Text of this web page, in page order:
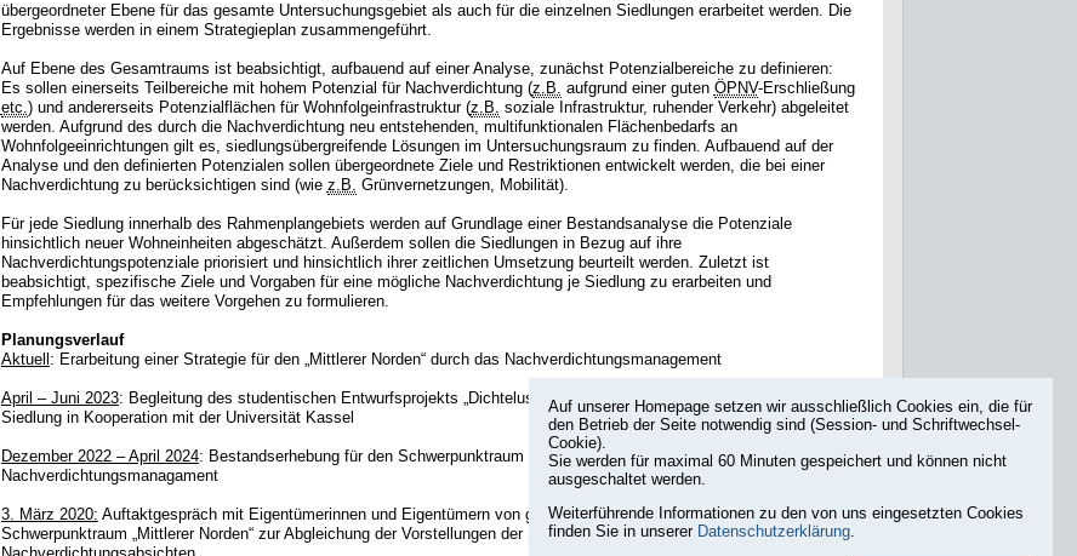
übergeordneter Ebene für das gesamte Untersuchungsgebiet als auch für die einzelnen Siedlungen erarbeitet werden. Die
Ergebnisse werden in einem Strategieplan zusammengeführt.
Auf Ebene des Gesamtraums ist beabsichtigt, aufbauend auf einer Analyse, zunächst Potenzialbereiche zu definieren:
Es sollen einerseits Teilbereiche mit hohem Potenzial für Nachverdichtung (z.B. aufgrund einer guten ÖPNV-Erschließung
etc. ) und andererseits Potenzialflächen für Wohnfolgeinfrastruktur (z.B. soziale Infrastruktur, ruhender Verkehr) abgeleitet
werden. Aufgrund des durch die Nachverdichtung neu entstehenden, multifunktionalen Flächenbedarfs an
Wohnfolgeeinrichtungen gilt es, siedlungsübergreifende Lösungen im Untersuchungsraum zu finden. Aufbauend auf der
Analyse und den definierten Potenzialen sollen übergeordnete Ziele und Restriktionen entwickelt werden, die bei einer
Nachverdichtung zu berücksichtigen sind (wie z.B. Grünvernetzungen, Mobilität).
Für jede Siedlung innerhalb des Rahmenplangebiets werden auf Grundlage einer Bestandsanalyse die Potenziale
hinsichtlich neuer Wohneinheiten abgeschätzt. Außerdem sollen die Siedlungen in Bezug auf ihre
Nachverdichtungspotenziale priorisiert und hinsichtlich ihrer zeitlichen Umsetzung beurteilt werden. Zuletzt ist
beabsichtigt, spezifische Ziele und Vorgaben für eine mögliche Nachverdichtung je Siedlung zu erarbeiten und
Empfehlungen für das weitere Vorgehen zu formulieren.
Planungsverlauf
Aktuell: Erarbeitung einer Strategie für den „Mittlerer Norden“ durch das Nachverdichtungsmanagement
April – Juni 2023: Begleitung des studentischen Entwurfsprojekts „Dichtelust“ zur Nachverdichtung einer Frankfurter
Siedlung in Kooperation mit der Universität Kassel
Dezember 2022 – April 2024: Bestandserhebung für den Schwerpunktraum „Mittlerer Norden“ durch
Nachverdichtungsmanagament
3. März 2020: Auftaktgespräch mit Eigentümerinnen und Eigentümern von größeren Siedlungsbeständen im
Schwerpunktraum „Mittlerer Norden“ zur Abgleichung der Vorstellungen der Stadt Frankfurt mit deren
Auf unserer Homepage setzen wir ausschließlich Cookies ein, die für
den Betrieb der Seite notwendig sind (Session- und Schriftwechsel-
Cookie).
Sie werden für maximal 60 Minuten gespeichert und können nicht
ausgeschaltet werden.
Weiterführende Informationen zu den von uns eingesetzten Cookies
finden Sie in unserer Datenschutzerklärung.